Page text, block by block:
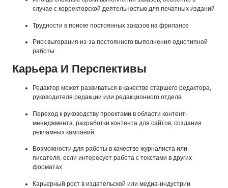
случае с корректорской деятельностью для печатных изданий
Трудности в поиске постоянных заказов на фрилансе
Риск выгорания из-за постоянного выполнения однотипной
работы
Карьера И Перспективы
Редактор может развиваться в качестве старшего редактора,
руководителя редакции или редакционного отдела
Переход к руководству проектами в области контент-
менеджмента, разработки контента для сайтов, создания
рекламных кампаний
Возможности для работы в качестве журналиста или
писателя, если интересует работа с текстами в других
форматах
Карьерный рост в издательской или медиа-индустрии